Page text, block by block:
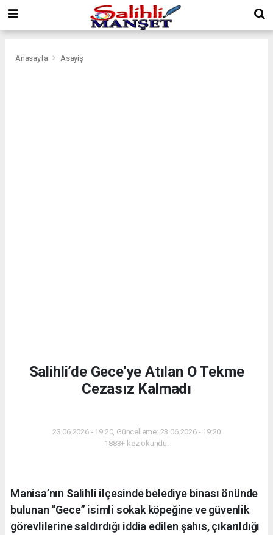
Anasayfa Asayiş
Salihli’de Gece’ye Atılan O Tekme
Cezasız Kalmadı
23.06.2026 - 19:20, Güncelleme: 23.06.2026 - 19:20
1883+ kez okundu.
Manisa’nın Salihli ilçesinde belediye binası önünde
bulunan “Gece” isimli sokak köpeğine ve güvenlik
görevlilerine saldırdığı iddia edilen şahıs, çıkarıldığı